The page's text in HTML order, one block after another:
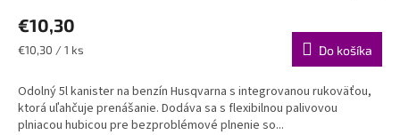
€10,30
Jednotková
€10,30 / 1 ks Do košíka
Odolný 5l kanister na benzín Husqvarna s integrovanou rukoväťou,
ktorá uľahčuje prenášanie. Dodáva sa s flexibilnou palivovou
plniacou hubicou pre bezproblémové plnenie so...